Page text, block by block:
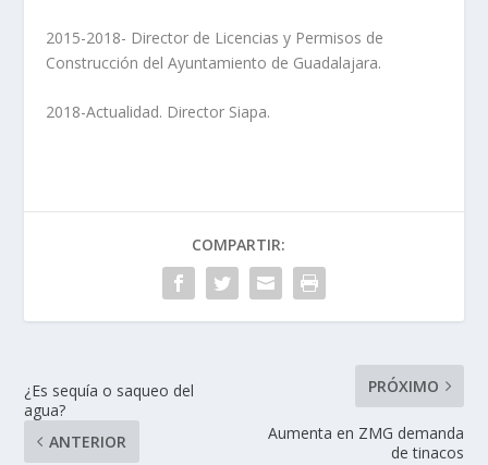
2015-2018- Director de Licencias y Permisos de
Construcción del Ayuntamiento de Guadalajara.
2018-Actualidad. Director Siapa.
COMPARTIR:
¿Es sequía o saqueo del
agua?
ANTERIOR
PRÓXIMO
Aumenta en ZMG demanda
de tinacos